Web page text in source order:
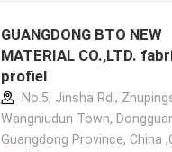
GUANGDONG BTO NEW
MATERIAL CO.,LTD.
profiel
No.5, Jinsha Rd.,
Wangniudun Town,
Guangdong Province, China